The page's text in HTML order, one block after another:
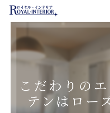
こだわりの
テンはロー